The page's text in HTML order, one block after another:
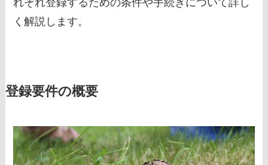
く解説します。
登録要件の概要